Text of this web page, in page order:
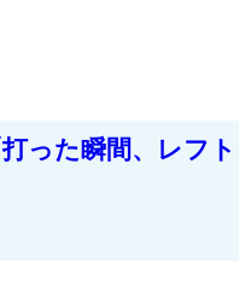
った瞬間、レ